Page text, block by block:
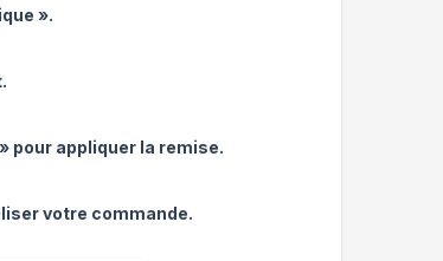
».
pour appliquer la remise.
votre commande.